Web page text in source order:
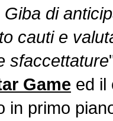
di
cauti e
sfaccettature
Game ed il
in primo